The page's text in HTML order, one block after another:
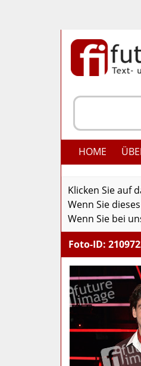
HOME
Klicken Sie auf
Wenn Sie
Wenn Sie bei
Foto-ID: